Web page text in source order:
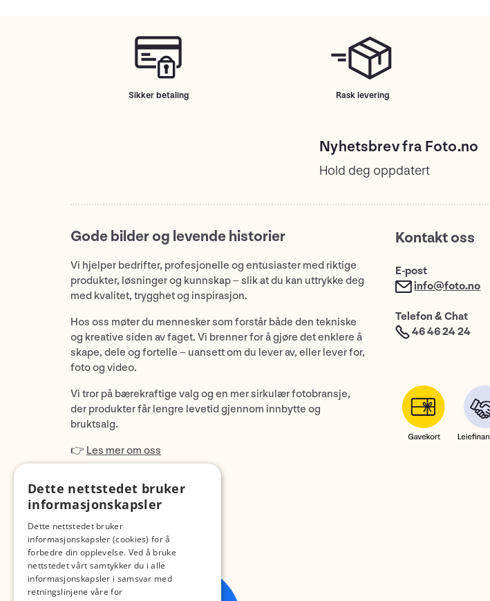
Sikker betaling Rask levering
Nyhetsbrev fra Foto.no
Hold deg oppdatert
Gode bilder og levende historier
Vi hjelper bedrifter, profesjonelle og entusiaster med riktige
produkter, løsninger og kunnskap – slik at du kan uttrykke deg
med kvalitet, trygghet og inspirasjon.
Hos oss møter du mennesker som forstår både den tekniske
og kreative siden av faget. Vi brenner for å gjøre det enklere å
skape, dele og fortelle – uansett om du lever av, eller lever for,
foto og video.
Vi tror på bærekraftige valg og en mer sirkulær fotobransje,
der produkter får lengre levetid gjennom innbytte og
bruktsalg.
👉 Les mer om oss
Kontakt oss
E-post
info@foto.no
Telefon & Chat
46 46 24 24
Dette nettstedet bruker
informasjonskapsler
Dette nettstedet bruker
informasjonskapsler (cookies) for å
forbedre din opplevelse. Ved å bruke
nettstedet vårt samtykker du i alle
informasjonskapsler i samsvar med
retningslinjene våre for